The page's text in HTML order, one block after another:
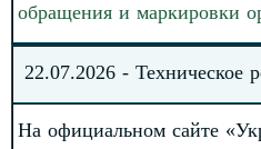
обращения и маркировки
22.07.2026 - Техническое
На официальном сайте